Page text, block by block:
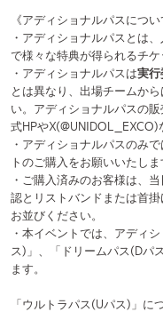
最前列の指定席でパフォーマンス
グも可能です)。
※最前列内での観覧場所は実行委
覧場所は無作為に決定し、事前に
す。開演時間に間に合わないお客
心ください。
「ドリームパス(Dパス)」について
・ドリームパス(Dパス)の販売価
・本イベントにおけるドリームパ
・優先入場
開場時に優先してご入場のご案内
集合してください。座席番号順に
・2列目のお席を確約
2列目の指定席でパフォーマンス
グも可能です)。
※2列内での観覧場所は実行委員
所は無作為に決定し、事前にメー
さい。